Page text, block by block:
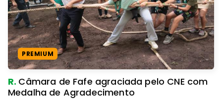
PREMIUM
R. Câmara de Fafe agraciada pelo CNE com
Medalha de Agradecimento